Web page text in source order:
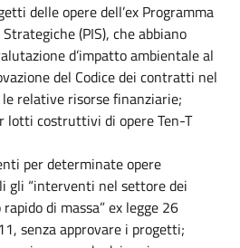
delle opere dell’ex Programma
(PIS), che abbiano
d’impatto ambientale al
del Codice dei contratti nel
relative risorse finanziarie;
lotti costruttivi di opere Ten-T
per determinate opere
gli “interventi nel settore dei
di massa” ex legge 26
senza approvare i progetti;